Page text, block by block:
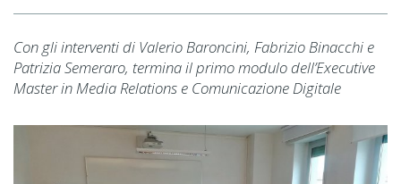
Con gli interventi di Valerio Baroncini, Fabrizio Binacchi e
Patrizia Semeraro, termina il primo modulo dell’Executive
Master in Media Relations e Comunicazione Digitale